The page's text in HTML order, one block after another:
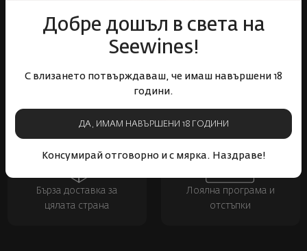
Добре дошъл в света на
Seewines!
С влизането потвърждаваш, че имаш навършени 18
години.
ДА, ИМАМ НАВЪРШЕНИ 18 ГОДИНИ
Консумирай отговорно и с мярка. Наздраве!
Над 1300 вина от цял
Физически магазини и
Бърза доставка за
цялата страна
Лоялна програма и
отстъпки